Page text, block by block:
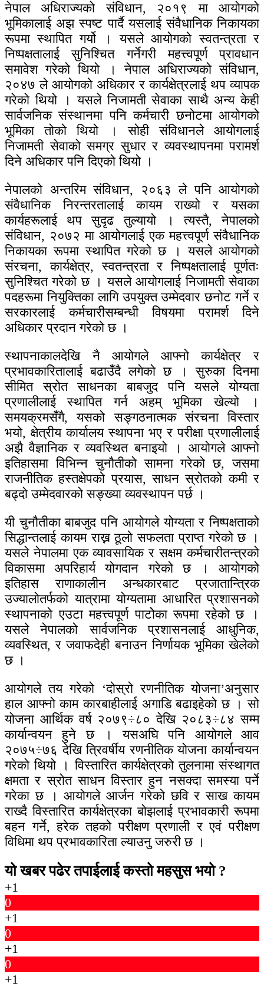
नेपाल अधिराज्यको संविधान, २०१९ मा आयोगको
भूमिकालाई अझ स्पष्ट पार्दै यसलाई संवैधानिक निकायका
रूपमा स्थापित गर्यो । यसले आयोगको स्वतन्त्रता र
निष्पक्षतालाई सुनिश्चित गर्नेगरी महत्त्वपूर्ण प्रावधान
समावेश गरेको थियो । नेपाल अधिराज्यको संविधान,
२०४७ ले आयोगको अधिकार र कार्यक्षेत्रलाई थप व्यापक
गरेको थियो । यसले निजामती सेवाका साथै अन्य केही
सार्वजनिक संस्थानमा पनि कर्मचारी छनोटमा आयोगको
भूमिका तोको थियो । सोही संविधानले आयोगलाई
निजामती सेवाको समग्र सुधार र व्यवस्थापनमा परामर्श
दिने अधिकार पनि दिएको थियो ।
नेपालको अन्तरिम संविधान, २०६३ ले पनि आयोगको
संवैधानिक निरन्तरतालाई कायम राख्यो र यसका
कार्यहरूलाई थप सुदृढ तुल्यायो । त्यस्तै, नेपालको
संविधान, २०७२ मा आयोगलाई एक महत्त्वपूर्ण संवैधानिक
निकायका रूपमा स्थापित गरेको छ । यसले आयोगको
संरचना, कार्यक्षेत्र, स्वतन्त्रता र निष्पक्षतालाई पूर्णतः
सुनिश्चित गरेको छ । यसले आयोगलाई निजामती सेवाका
पदहरूमा नियुक्तिका लागि उपयुक्त उम्मेदवार छनोट गर्ने र
सरकारलाई कर्मचारीसम्बन्धी विषयमा परामर्श दिने
अधिकार प्रदान गरेको छ ।
स्थापनाकालदेखि नै आयोगले आफ्नो कार्यक्षेत्र र
प्रभावकारितालाई बढाउँदै लगेको छ । सुरुका दिनमा
सीमित स्रोत साधनका बाबजुद पनि यसले योग्यता
प्रणालीलाई स्थापित गर्न अहम् भूमिका खेल्यो ।
समयक्रमसँगै, यसको सङ्गठनात्मक संरचना विस्तार
भयो, क्षेत्रीय कार्यालय स्थापना भए र परीक्षा प्रणालीलाई
अझै वैज्ञानिक र व्यवस्थित बनाइयो । आयोगले आफ्नो
इतिहासमा विभिन्न चुनौतीको सामना गरेको छ, जसमा
राजनीतिक हस्तक्षेपको प्रयास, साधन स्रोतको कमी र
बढ्दो उम्मेदवारको सङ्ख्या व्यवस्थापन पर्छ ।
यी चुनौतीका बाबजुद पनि आयोगले योग्यता र निष्पक्षताको
सिद्धान्तलाई कायम राख्न ठूलो सफलता प्राप्त गरेको छ ।
यसले नेपालमा एक व्यावसायिक र सक्षम कर्मचारीतन्त्रको
विकासमा अपरिहार्य योगदान गरेको छ । आयोगको
इतिहास राणाकालीन अन्धकारबाट प्रजातान्त्रिक
उज्यालोतर्फको यात्रामा योग्यतामा आधारित प्रशासनको
स्थापनाको एउटा महत्त्वपूर्ण पाटोेका रूपमा रहेको छ ।
यसले नेपालको सार्वजनिक प्रशासनलाई आधुनिक,
व्यवस्थित, र जवाफदेही बनाउन निर्णायक भूमिका खेलेको
छ ।
आयोगले तय गरेको ‘दोस्रो रणनीतिक योजना’अनुसार
हाल आफ्नो काम कारबाहीलाई अगाडि बढाइहेको छ । सो
योजना आर्थिक वर्ष २०७९÷८० देखि २०८३÷८४ सम्म
कार्यान्वयन हुने छ । यसअघि पनि आयोगले आव
२०७५÷७६ देखि त्रिवर्षीय रणनीतिक योजना कार्यान्वयन
गरेको थियो । विस्तारित कार्यक्षेत्रको तुलनामा संस्थागत
क्षमता र स्रोत साधन विस्तार हुन नसक्दा समस्या पर्ने
गरेका छ । आयोगले आर्जन गरेको छवि र साख कायम
राख्दै विस्तारित कार्यक्षेत्रका बोझलाई प्रभावकारी रूपमा
बहन गर्ने, हरेक तहको परीक्षण प्रणाली र एवं परीक्षण
विधिमा थप प्रभावकारिता ल्याउनु जरुरी छ ।
यो खबर पढेर तपाईलाई कस्तो महसुस भयो ?
+1
0
+1
0
+1
0
+1